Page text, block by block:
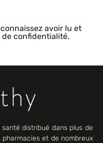
avoir lu et
confidentialité.
distribué dans plus de
et de nombreux